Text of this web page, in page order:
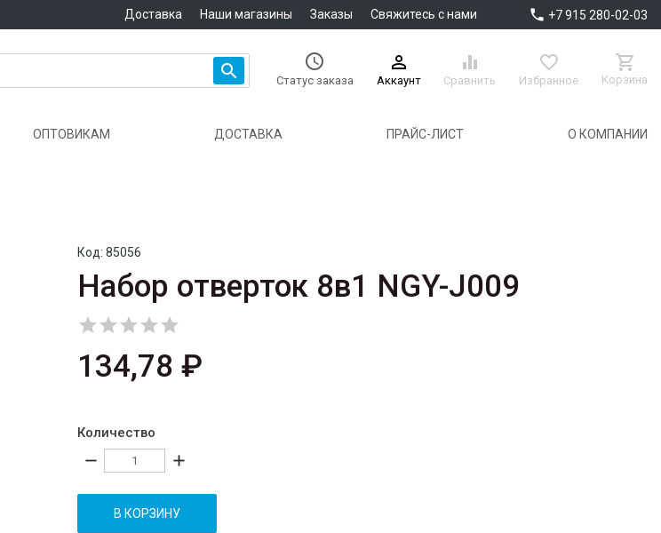
Доставка Наши магазины Заказы Свяжитесь с нами  +7 915 280-02-03
 
Статус заказа

Аккаунт

Сравнить

Избранное

Корзина
ОПТОВИКАМ ДОСТАВКА ПРАЙС-ЛИСТ О КОМПАНИИ
Код: 85056
Набор отверток 8в1 NGY-J009

134,78 ₽
Количество
remove add
В КОРЗИНУ